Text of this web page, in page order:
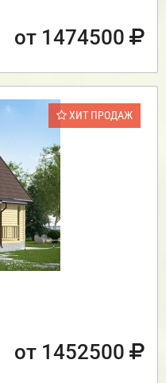
от 1474500
ХИТ ПРОДАЖ
от 1452500